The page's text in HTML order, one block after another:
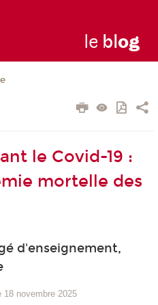
le blog
le Covid-19 :
mortelle des
d'enseignement,
18 novembre 2025